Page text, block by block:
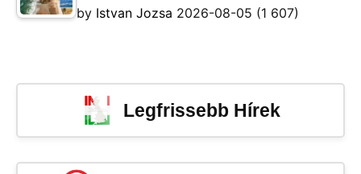
by Istvan Jozsa 2026-08-05 (1 607)
Legfrissebb Hírek